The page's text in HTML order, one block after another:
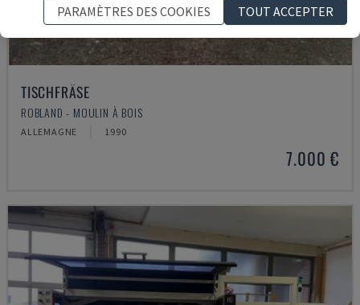
TISCHFRÄSE
ROBLAND - MOULIN À BOIS
ALLEMAGNE 1990
7.000 €
PARAMÈTRES DES COOKIES
TOUT ACCEPTER